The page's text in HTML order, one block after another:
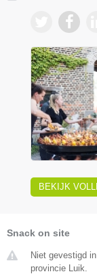
BEKIJK
Snack on site
Niet gevestigd
provincie Luik.